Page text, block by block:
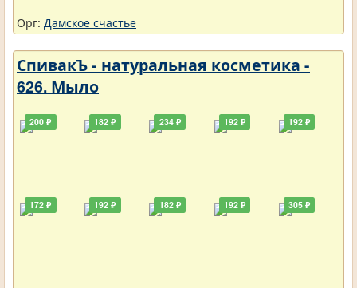
Орг: Дамское счастье
СпивакЪ - натуральная косметика -
626. Мыло
200 ₽
172 ₽
182 ₽
192 ₽
234 ₽
182 ₽
192 ₽
192 ₽
192 ₽
305 ₽